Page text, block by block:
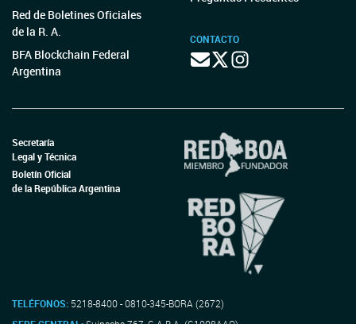
Red de Boletines Oficiales
de la R. A.
BFA Blockchain Federal
Argentina
CONTACTO
Secretaría
Legal y Técnica
Boletín Oficial
de la República Argentina
TELÉFONOS: 5218-8400 - 0810-345-BORA (2672)